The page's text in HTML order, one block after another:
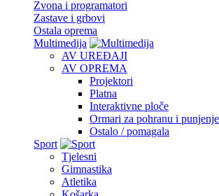
Zvona i programatori
Zastave i grbovi
Ostala oprema
Multimedija
AV UREĐAJI
AV OPREMA
Projektori
Platna
Interaktivne ploče
Ormari za pohranu i
Ostalo / pomagala
Sport
Tjelesni
Gimnastika
Atletika